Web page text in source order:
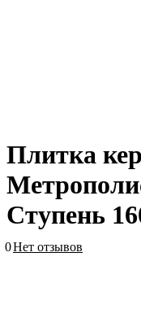
Плитка
Ступень
0Нет отзывов